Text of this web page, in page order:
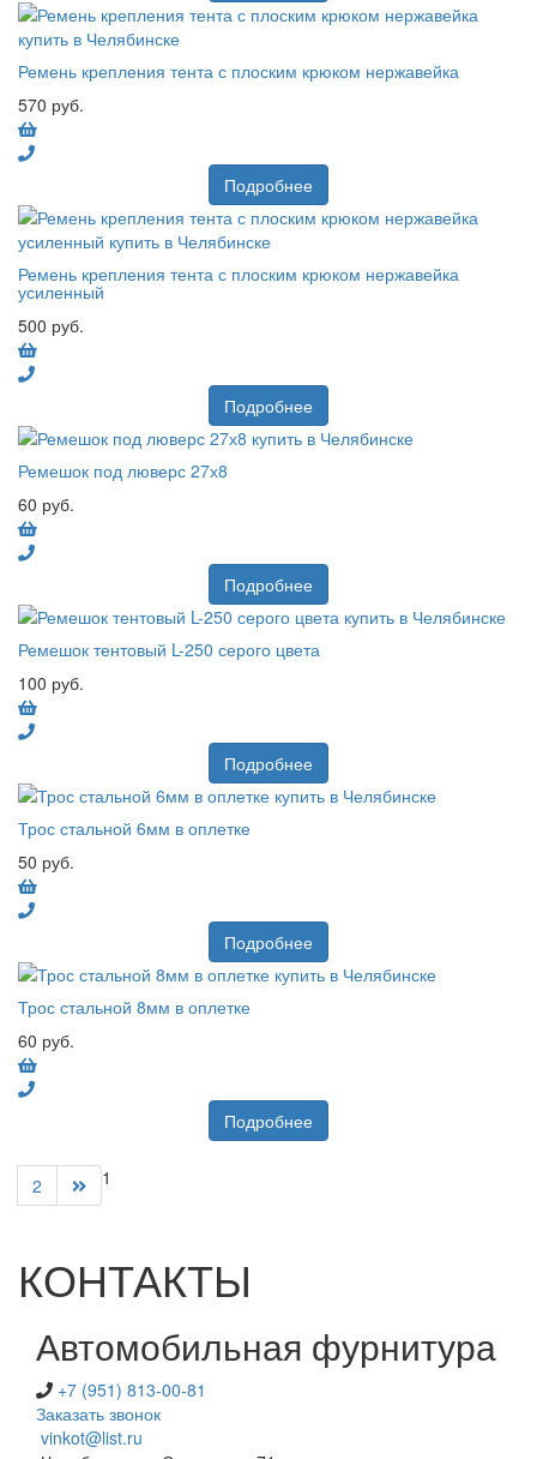
Ремень крепления тента с плоским крюком нержавейка
570 руб.
Подробнее
Ремень крепления тента с плоским крюком нержавейка
усиленный
500 руб.
Подробнее
Ремешок под люверс 27х8
60 руб.
Подробнее
Ремешок тентовый L-250 серого цвета
100 руб.
Подробнее
Трос стальной 6мм в оплетке
50 руб.
Подробнее
Трос стальной 8мм в оплетке
60 руб.
Подробнее
1
2
КОНТАКТЫ
Автомобильная фурнитура
+7 (951) 813-00-81
Заказать звонок
vinkot@list.ru